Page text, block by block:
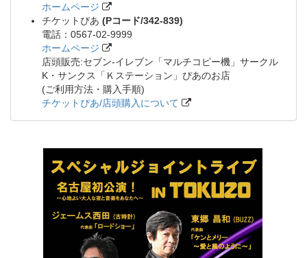
ホームページ
チケットぴあ (Pコード/342-839)
電話：0567-02-9999
ホームページ
店頭販売:セブン-イレブン「マルチコピー機」サークル
K・サンクス「Ｋステーション」ぴあのお店
(ご利用方法・購入手順)
チケットぴあ/店頭購入について